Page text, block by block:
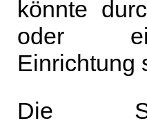
könnte
oder
Einrichtung
Die